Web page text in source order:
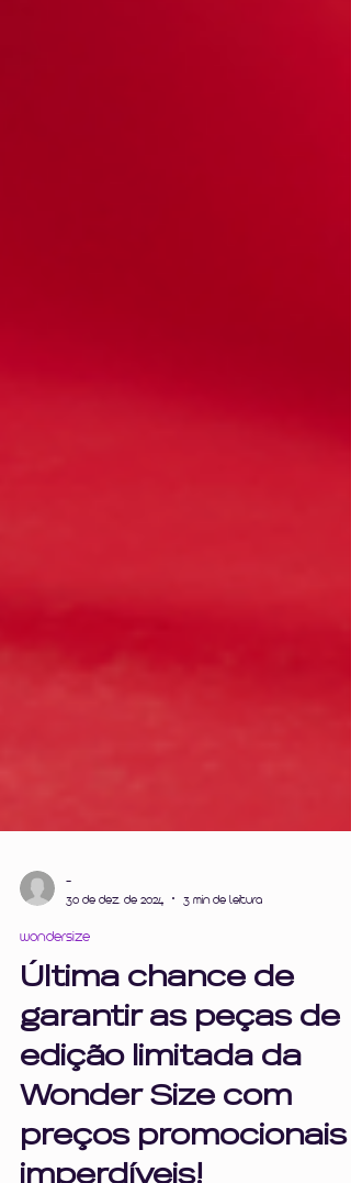
-
30 de dez. de 2024
3 min de leitura
wondersize
Última chance de
garantir as peças de
edição limitada da